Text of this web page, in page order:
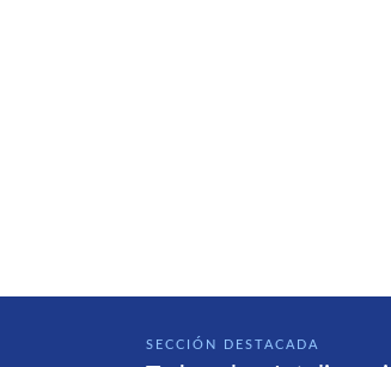
SECCIÓN DESTACADA